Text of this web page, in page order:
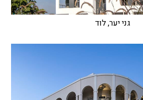
גני יער, לוד